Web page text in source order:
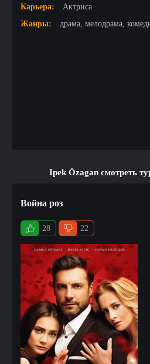
Карьера:
Актриса
Жанры:
драма, мелодрама,
Ipek Özagan смотреть
Война роз
28 22